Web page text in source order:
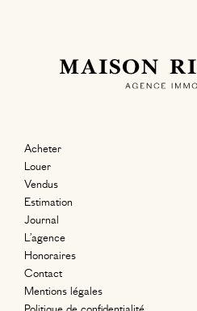
Acheter
Louer
Vendus
Estimation
Journal
L’agence
Honoraires
Contact
Mentions légales